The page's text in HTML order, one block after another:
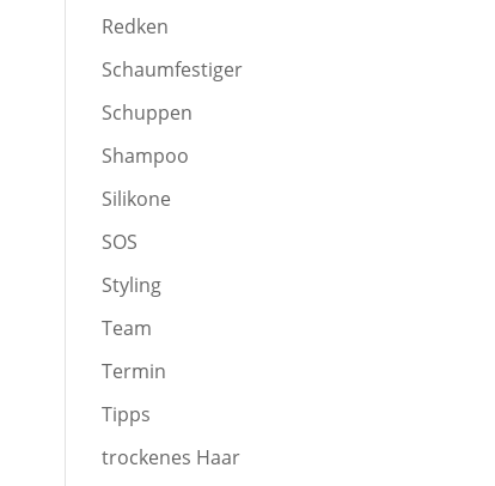
Redken
Schaumfestiger
Schuppen
Shampoo
Silikone
SOS
Styling
Team
Termin
Tipps
trockenes Haar